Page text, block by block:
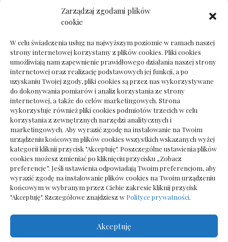
Zarządzaj zgodami plików
cookie
W celu świadczenia usług na najwyższym poziomie w ramach naszej
strony internetowej korzystamy z plików cookies. Pliki cookies
umożliwiają nam zapewnienie prawidłowego działania naszej strony
internetowej oraz realizację podstawowych jej funkcji, a po
uzyskaniu Twojej zgody, pliki cookies są przez nas wykorzystywane
do dokonywania pomiarów i analiz korzystania ze strony
internetowej, a także do celów marketingowych. Strona
wykorzystuje również pliki cookies podmiotów trzecich w celu
korzystania z zewnętrznych narzędzi analitycznych i
marketingowych. Aby wyrazić zgodę na instalowanie na Twoim
urządzeniu końcowym plików cookies wszystkich wskazanych wyżej
kategorii kliknij przycisk "Akceptuję". Poszczególne ustawienia plików
cookies możesz zmieniać po kliknięciu przycisku „Zobacz
preferencje”. Jeśli ustawienia odpowiadają Twoim preferencjom, aby
wyrazić zgodę na instalowanie plików cookies na Twoim urządzeniu
końcowym w wybranym przez Ciebie zakresie kliknij przycisk
"Akceptuję". Szczegółowe znajdziesz w Polityce prywatności.
Akceptuję
Dokumenty do odbioru przy zmianie biura
Deska podłogowa do salonu: jak wybrać bez
pośpiechu